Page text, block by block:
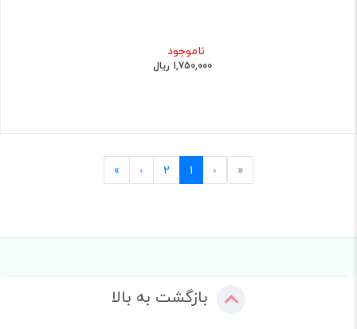
ناموجود
1,750,000 ریال
«
First
‹
Previous
1
2
›
Next
»
بازگشت به بالا